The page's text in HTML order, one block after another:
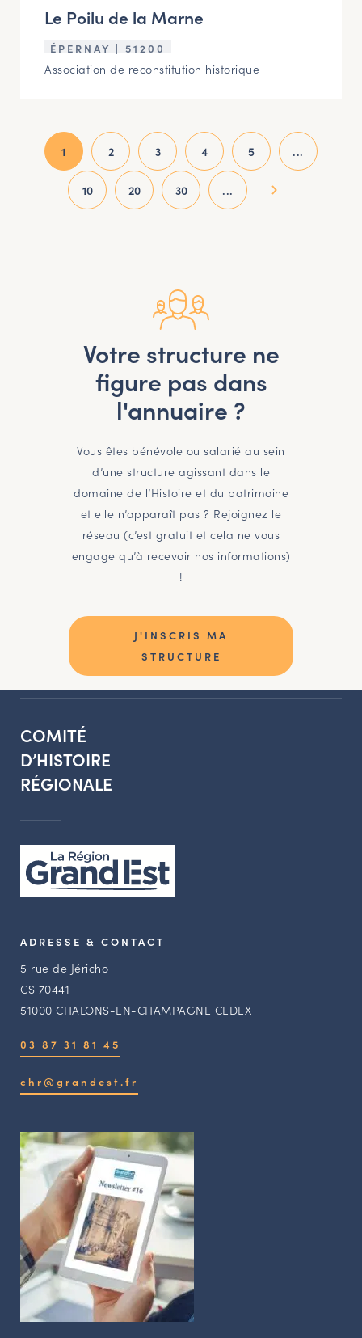
Le Poilu de la Marne
ÉPERNAY | 51200
Association de reconstitution historique
1 2 3 4 5 ...
10 20 30 ... »
Votre structure ne
figure pas dans
l'annuaire ?
Vous êtes bénévole ou salarié au sein
d’une structure agissant dans le
domaine de l’Histoire et du patrimoine
et elle n’apparaît pas ? Rejoignez le
réseau (c’est gratuit et cela ne vous
engage qu’à recevoir nos informations)
!
J'INSCRIS MA
STRUCTURE
COMITÉ
D’HISTOIRE
RÉGIONALE
ADRESSE & CONTACT
5 rue de Jéricho
CS 70441
51000 CHALONS-EN-CHAMPAGNE CEDEX
03 87 31 81 45
chr@grandest.fr